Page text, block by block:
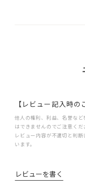
【レビュー記入時の
他人の権利、利益、名誉な
はできませんのでご注意くだ
レビュー内容が不適切と判
います。
レビューを書く